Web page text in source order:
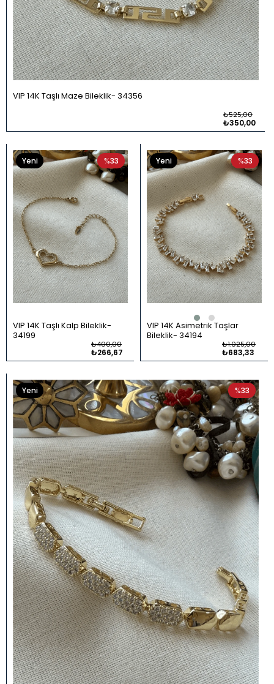
VIP 14K Taşlı Maze Bileklik 34356
₺350,00
₺525,00
VIP 14K Taşlı Kalp Bileklik
34199
₺266,67
₺400,00
%33
Yeni
Ürün
VIP 14K Asimetrik Taşlar
Bileklik 34194
₺683,33
₺1.025,00
%33
Yeni
Ürün
%33
Yeni
Ürün